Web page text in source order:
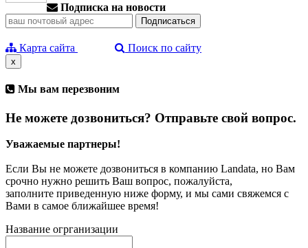
Подписка на новости
Карта сайта Поиск по сайту
x
Мы вам перезвоним
Не можете дозвониться? Отправьте свой вопрос.
Уважаемые партнеры!
Если Вы не можете дозвониться в компанию Landata, но Вам
срочно нужно решить Ваш вопрос, пожалуйста,
заполните приведенную ниже форму, и мы сами свяжемся с
Вами в самое ближайшее время!
Название огрганизации